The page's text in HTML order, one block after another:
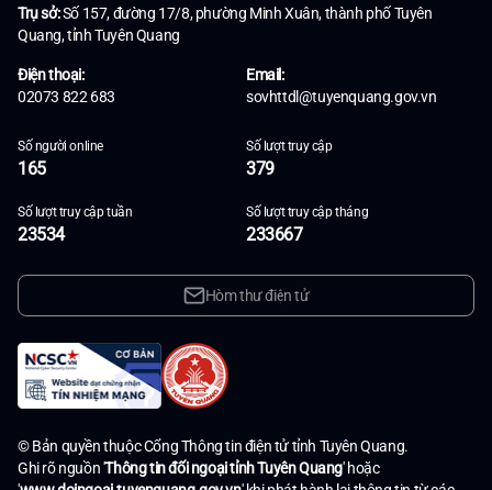
Trụ sở:Số 157, đường 17/8, phường Minh Xuân, thành phố Tuyên
Quang, tỉnh Tuyên Quang
Điện thoại:
02073 822 683
Email:
sovhttdl@tuyenquang.gov.vn
Số người online
165
Số lượt truy cập
379
Số lượt truy cập tuần
23534
Số lượt truy cập tháng
233667
Hòm thư điện tử
© Bản quyền thuộc Cổng Thông tin điện tử tỉnh Tuyên Quang.
Ghi rõ nguồn 'Thông tin đối ngoại tỉnh Tuyên Quang' hoặc